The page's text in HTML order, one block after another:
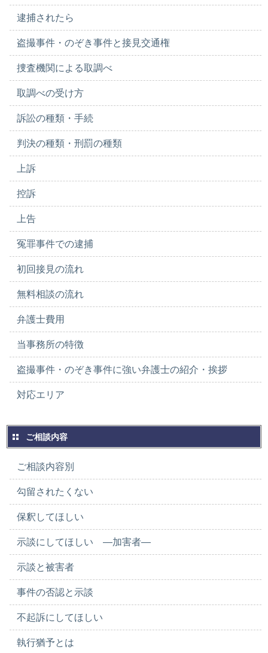
逮捕されたら
盗撮事件・のぞき事件と接見交通権
捜査機関による取調べ
取調べの受け方
訴訟の種類・手続
判決の種類・刑罰の種類
上訴
控訴
上告
冤罪事件での逮捕
初回接見の流れ
無料相談の流れ
弁護士費用
当事務所の特徴
盗撮事件・のぞき事件に強い弁護士の紹介・挨拶
対応エリア
ご相談内容
ご相談内容別
勾留されたくない
保釈してほしい
示談にしてほしい ―加害者―
示談と被害者
事件の否認と示談
不起訴にしてほしい
執行猶予とは